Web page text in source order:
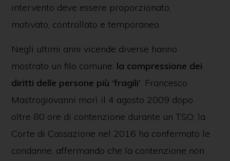
intervento deve essere proporzionato,
motivato, controllato e temporaneo.
Negli ultimi anni vicende diverse hanno
mostrato un filo comune: la compressione dei
diritti delle persone più ‘fragili’. Francesco
Mastrogiovanni morì il 4 agosto 2009 dopo
oltre 80 ore di contenzione durante un TSO; la
Corte di Cassazione nel 2016 ha confermato le
condanne, affermando che la contenzione non